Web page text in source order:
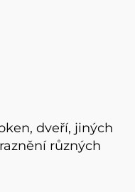
dveří, jiných
různých